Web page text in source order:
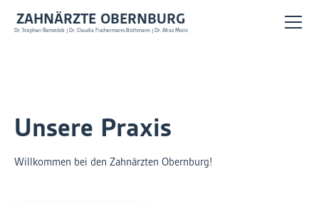
ZAHNÄRZTE OBERNBURG
Dr. Stephan Ramstöck | Dr. Claudia Fischermann-Bothmann | Dr. Afraz Moini
Unsere Praxis
Willkommen bei den Zahnärzten Obernburg!